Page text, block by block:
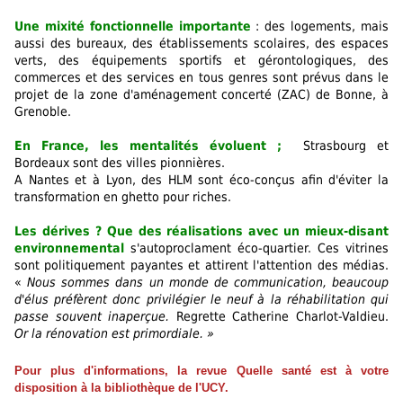
Une mixité fonctionnelle importante : des logements, mais
aussi des bureaux, des établissements scolaires, des espaces
verts, des équipements sportifs et gérontologiques, des
commerces et des services en tous genres sont prévus dans le
projet de la zone d'aménagement concerté (ZAC) de Bonne, à
Grenoble.
En France, les mentalités évoluent ;
Strasbourg et
Bordeaux sont des villes pionnières.
A Nantes et à Lyon, des HLM sont éco-conçus afin d'éviter la
transformation en ghetto pour riches.
Les dérives ? Que des réalisations avec un mieux-disant
environnemental s'autoproclament éco-quartier. Ces vitrines
sont politiquement payantes et attirent l'attention des médias.
« Nous sommes dans un monde de communication, beaucoup
d'élus préfèrent donc privilégier le neuf à la réhabilitation qui
passe souvent inaperçue. Regrette Catherine Charlot-Valdieu.
Or la rénovation est primordiale. »
Pour plus d'informations, la revue Quelle santé est à votre
disposition à la bibliothèque de l'UCY.